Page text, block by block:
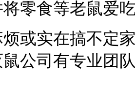
零食等老鼠爱
或实在搞不定
公司有专业团